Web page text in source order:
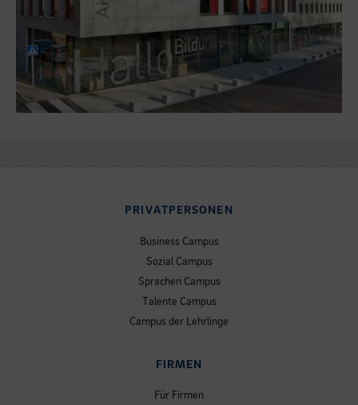
PRIVATPERSONEN
Business Campus
Sozial Campus
Sprachen Campus
Talente Campus
Campus der Lehrlinge
FIRMEN
Für Firmen